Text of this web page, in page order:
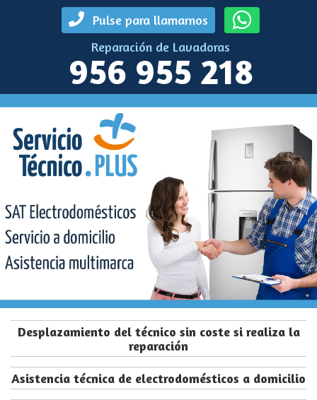
Pulse para llamarnos
Reparación de Lavadoras
956 955 218
Desplazamiento del técnico sin coste si realiza la
reparación
Asistencia técnica de electrodomésticos a domicilio